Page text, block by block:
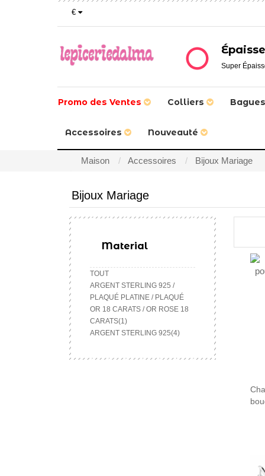
€
Super
Promo des Ventes Colliers Bagues
Accessoires Nouveauté
Maison Accessoires Bijoux Mariage
Bijoux Mariage
Material
TOUT
ARGENT STERLING 925 /
PLAQUÉ PLATINE / PLAQUÉ
OR 18 CARATS / OR ROSE 18
CARATS(1)
ARGENT STERLING 925(4)